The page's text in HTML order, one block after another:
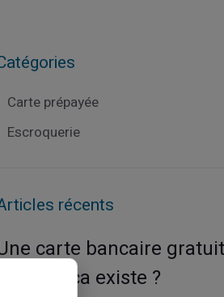
Carte prépayée
Escroquerie
récents
carte bancaire
compte, ça existe ?